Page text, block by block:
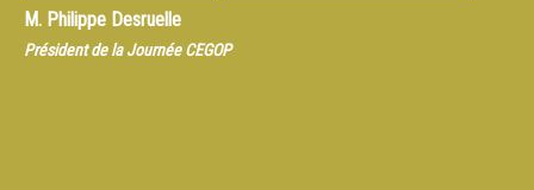
M. Philippe Desruelle
Président de la Journée CEGOP